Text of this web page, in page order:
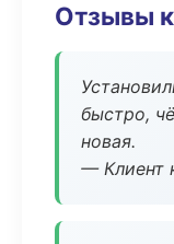
Отзывы
быстро,
новая.
— Клиент